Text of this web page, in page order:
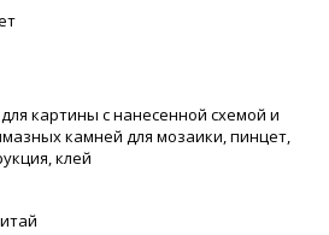
картины с нанесенной схемой и
камней для мозаики, пинцет,
клей